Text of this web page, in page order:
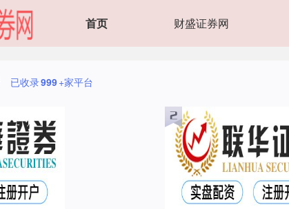
首页 财盛证券网
已收录999+家平台